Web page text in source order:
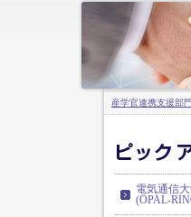
産学官連携支援部
電気通信
(OPAL-